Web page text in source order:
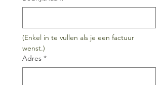
(Enkel in te vullen als je een factuur
wenst.)
Adres *